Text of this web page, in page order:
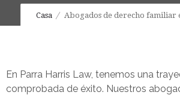
Casa Abogados de derecho familiar
En Parra Harris Law, tenemos una
comprobada de éxito. Nuestros